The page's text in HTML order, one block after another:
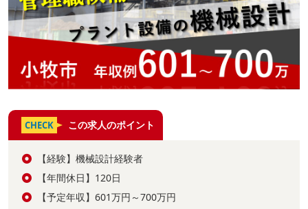
CHECK この求人のポイント
【経験】機械設計経験者
【年間休日】120日
【予定年収】601万円～700万円